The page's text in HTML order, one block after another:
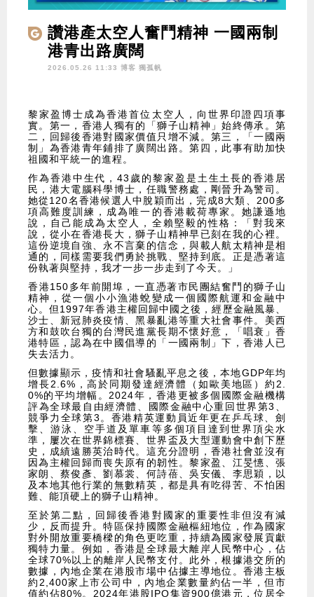
讚港產太空人奮鬥精神 一國兩制
港青出路廣闊
2026.05.26 11:33 博客 獨孤帆
黎家盈博士成為香港首位太空人，向世界印證四項事
實。第一，香港人獨有的「獅子山精神」始終傳承。第
二，回歸後香港對國家價值只增不減。第三，「一國兩
制」為香港青年鋪排了廣闊出路。第四，此事有助加快
祖國和平統一的進程。
作為香港中生代，43歲的黎家盈是土生土長的香港居
民，港大電腦科學博士，任職警務處，剛晉升為警司。
她從120名香港候選人中脫穎而出，完成8大類、200多
項高難度訓練，成為唯一的香港載荷專家。她謙遜地
說，自己能成為太空人，全賴堅毅的性格：「對我來
說，從小在香港長大，獅子山精神早已刻在我的心裡。
這份逆境自強、永不言棄的信念，與載人航太精神是相
通的，同樣需要我們勇於挑戰、堅持到底。正是憑著這
份執著與堅持，我才一步一步走到了今天。」
香港150多年前開埠，一直憑著市民團結奮鬥的獅子山
精神，從一個小小漁港蛻變成一個國際航運和金融中
心。但1997年香港主權回歸中國之後，經歷金融風暴、
沙士、新冠肺炎疫情、黑暴亂港等重大社會事件。美西
方和鼓吹台獨的台灣民進黨長期不懷好意，「唱衰」香
港特區，認為在中國倡導的「一國兩制」下，香港人已
失去活力。
但數據顯示，疫情和社會騷亂平息之後，本地GDP年均
增長2.6%，高於同期發達經濟體（如歐美地區）約2.
0%的平均增幅。2024年，香港更被多個國際金融機構
評為全球最自由經濟體、國際金融中心重回世界第3、
競爭力全球第3。香港精英運動員近年更在乒乓球、劍
擊、游泳、空手道及單車等多個項目達到世界頂尖水
準，屢次在世界錦標賽、世界盃及大型運動會中創下歷
史，成績遠勝英治時代。這充分證明，香港社會並沒有
因為主權回歸而喪失原有的韌性。黎家盈、江旻憓、張
家朗、蔡俊彥、劉慕裳、何詩蓓、吳安儀、李思穎，以
及本地其他行業的無數精英，都是具有吃得苦、不怕困
難、能頂硬上的獅子山精神。
至於第二點，回歸後香港對國家的重要性非但沒有減
少，反而提升。特區保持國際金融樞紐地位，作為國家
對外開放重要橋樑的角色更吃重，持續為國家發展貢獻
獨特力量。例如，香港是全球最大離岸人民幣中心，佔
全球70%以上的離岸人民幣支付。此外，根據港交所的
數據，內地企業在港股市場中佔據主導地位。香港主板
約2,400家上市公司中，內地企業數量約佔一半，但市
值約佔80%。2024年港股IPO集資900億港元，位居全